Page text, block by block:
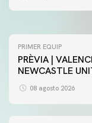
PRIMER EQUIP
PRÈVIA |
NEWCASTLE
08 agosto 2026